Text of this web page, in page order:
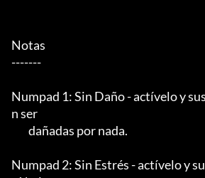
Notas
-------
Numpad 1: Sin Daño - actívelo y
n ser
Numpad 2: Sin Estrés - actívelo y